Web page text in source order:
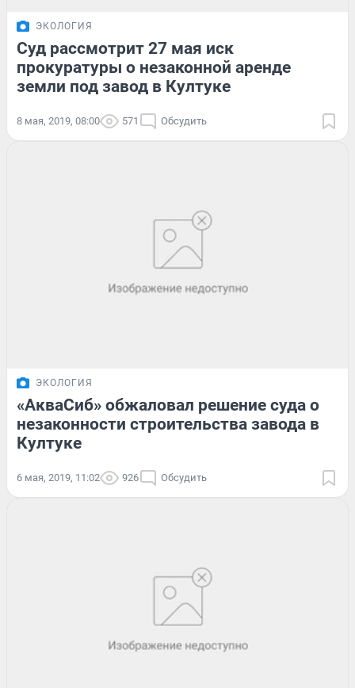
ЭКОЛОГИЯ
Суд рассмотрит 27 мая иск
прокуратуры о незаконной аренде
земли под завод в Култуке
8 мая, 2019, 08:00 571 Обсудить
ЭКОЛОГИЯ
«АкваСиб» обжаловал решение суда о
незаконности строительства завода в
Култуке
6 мая, 2019, 11:02 926 Обсудить